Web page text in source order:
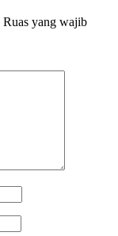
Ruas yang wajib